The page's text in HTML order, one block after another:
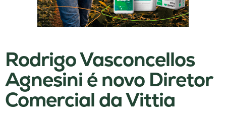
Rodrigo Vasconcellos
Agnesini é novo Diretor
Comercial da Vittia